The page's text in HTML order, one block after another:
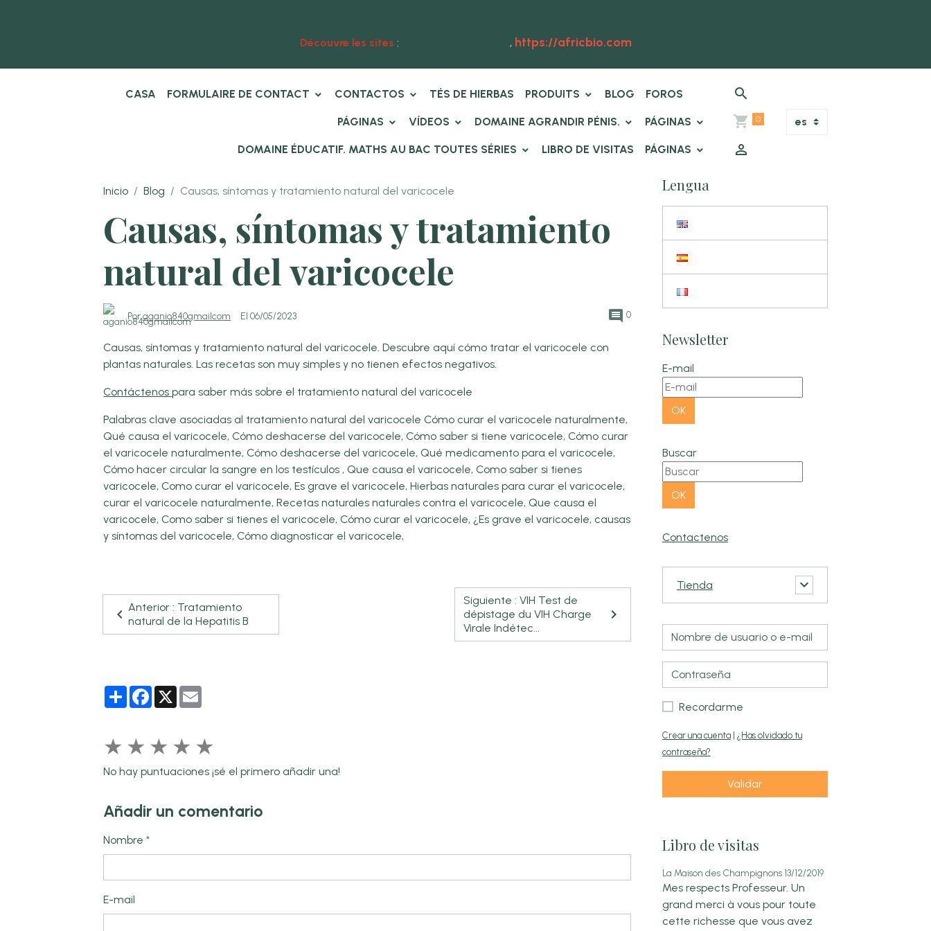
Découvre les sites : , https://africbio.com
CASA FORMULAIRE DE CONTACT CONTACTOS TÉS DE HIERBAS PRODUITS BLOG FOROS
PÁGINAS VÍDEOS DOMAINE AGRANDIR PÉNIS. PÁGINAS
DOMAINE ÉDUCATIF. MATHS AU BAC TOUTES SÉRIES LIBRO DE VISITAS PÁGINAS
0
Inicio Blog Causas, síntomas y tratamiento natural del varicocele
Causas, síntomas y tratamiento
natural del varicocele
Poraganio840gmailcom El 06/05/2023 0
Causas, síntomas y tratamiento natural del varicocele. Descubre aquí cómo tratar el varicocele con
plantas naturales. Las recetas son muy simples y no tienen efectos negativos.
Contáctenospara saber más sobre el tratamiento natural del varicocele
Palabras clave asociadas al tratamiento natural del varicocele Cómo curar el varicocele naturalmente,
Qué causa el varicocele, Cómo deshacerse del varicocele, Cómo saber si tiene varicocele, Cómo curar
el varicocele naturalmente, Cómo deshacerse del varicocele, Qué medicamento para el varicocele,
Cómo hacer circular la sangre en los testículos , Que causa el varicocele, Como saber si tienes
varicocele, Como curar el varicocele, Es grave el varicocele, Hierbas naturales para curar el varicocele,
curar el varicocele naturalmente, Recetas naturales naturales contra el varicocele, Que causa el
varicocele, Como saber si tienes el varicocele, Cómo curar el varicocele, ¿Es grave el varicocele, causas
y síntomas del varicocele, Cómo diagnosticar el varicocele,
Anterior : Tratamiento
natural de la Hepatitis B
Siguiente : VIH Test de
dépistage du VIH Charge
Virale Indétec...
PartagerFacebook
X
★ ★ ★ ★ ★
No hay puntuaciones ¡sé el primero añadir una!
Añadir un comentario
Nombre
E-mail
Lengua
Newsletter
E-mail
OK
Buscar
OK
Contactenos
Tienda
Recordarme
Crear una cuenta| ¿Has olvidado tu
contraseña?
Validar
Libro de visitas
La Maison des Champignons 13/12/2019
Mes respects Professeur. Un
grand merci à vous pour toute
cette richesse que vous avez